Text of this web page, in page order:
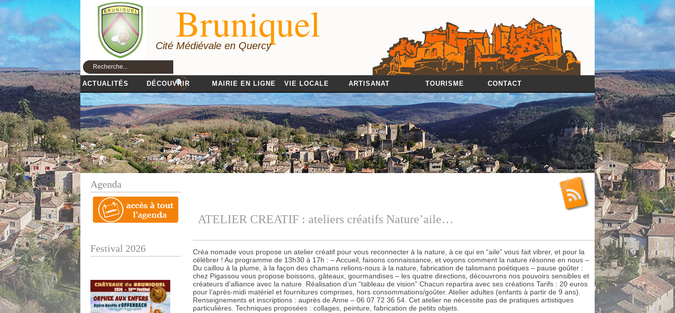
Bruniquel
Cité Médiévale en Quercy
ACTUALITÉS DÉCOUVRIR MAIRIE EN LIGNE VIE LOCALE ARTISANAT TOURISME CONTACT
Agenda
Festival 2026
ATELIER CREATIF : ateliers créatifs Nature’aile…
Créa nomade vous propose un atelier créatif pour vous reconnecter à la nature, à ce qui en “aile” vous fait vibrer, et pour la
célébrer ! Au programme de 13h30 à 17h : – Accueil, faisons connaissance, et voyons comment la nature résonne en nous –
Du caillou à la plume, à la façon des chamans relions-nous à la nature, fabrication de talismans poétiques – pause goûter :
chez Pigassou vous propose boissons, gâteaux, gourmandises – les quatre directions, découvrons nos pouvoirs sensibles et
créateurs d’alliance avec la nature. Réalisation d’un “tableau de vision” Chacun repartira avec ses créations Tarifs : 20 euros
pour l’après-midi matériel et fournitures comprises, hors consommations/goûter. Atelier adultes (enfants à partir de 9 ans).
Renseignements et inscriptions : auprès de Anne – 06 07 72 36 54. Cet atelier ne nécessite pas de pratiques artistiques
particulières. Techniques proposées : collages, peinture, fabrication de petits objets.